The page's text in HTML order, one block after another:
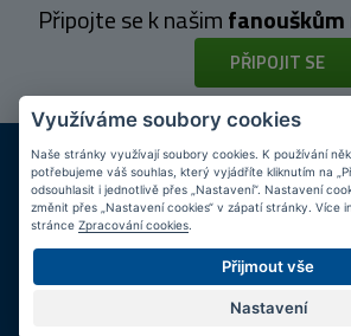
Připojte se k našimfanouškům
PŘIPOJIT SE
DOPRAVA ZDARMA
Při nákupu nad 2 000 Kč
Jsme na
Tipyk nákupu
Napište nám svůj e-mail a my vás
o zajímavých nabídkách!
Využíváme soubory cookies
Naše stránky využívají soubory cookies. K používání
potřebujeme váš souhlas, který vyjádříte kliknutím na
odsouhlasit i jednotlivě přes „Nastavení“. Nastavení
změnit přes „Nastavení cookies“ v zápatí stránky. Více
stránce Zpracování cookies
Přijmout vše
Nastavení